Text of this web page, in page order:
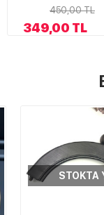
450,00 TL
349,00 TL
STOKTA